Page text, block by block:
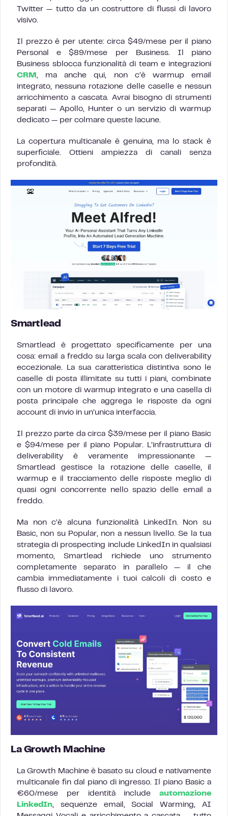
Twitter — tutto da un costruttore di flussi di lavoro
visivo.
Il prezzo è per utente: circa $49/mese per il piano
Personal e $89/mese per Business. Il piano
Business sblocca funzionalità di team e integrazioni
CRM , ma anche qui, non c’è warmup email
integrato, nessuna rotazione delle caselle e nessun
arricchimento a cascata. Avrai bisogno di strumenti
separati — Apollo, Hunter o un servizio di warmup
dedicato — per colmare queste lacune.
La copertura multicanale è genuina, ma lo stack è
superficiale. Ottieni ampiezza di canali senza
profondità.
Smartlead
Smartlead è progettato specificamente per una
cosa: email a freddo su larga scala con deliverability
eccezionale. La sua caratteristica distintiva sono le
caselle di posta illimitate su tutti i piani, combinate
con un motore di warmup integrato e una casella di
posta principale che aggrega le risposte da ogni
account di invio in un’unica interfaccia.
Il prezzo parte da circa $39/mese per il piano Basic
e $94/mese per il piano Popular. L’infrastruttura di
deliverability è veramente impressionante —
Smartlead gestisce la rotazione delle caselle, il
warmup e il tracciamento delle risposte meglio di
quasi ogni concorrente nello spazio delle email a
freddo.
Ma non c’è alcuna funzionalità LinkedIn. Non su
Basic, non su Popular, non a nessun livello. Se la tua
strategia di prospecting include LinkedIn in qualsiasi
momento, Smartlead richiede uno strumento
completamente separato in parallelo — il che
cambia immediatamente i tuoi calcoli di costo e
flusso di lavoro.
La Growth Machine
La Growth Machine è basato su cloud e nativamente
multicanale fin dal piano di ingresso. Il piano Basic a
€60/mese per identità include automazione
LinkedIn , sequenze email, Social Warming, AI